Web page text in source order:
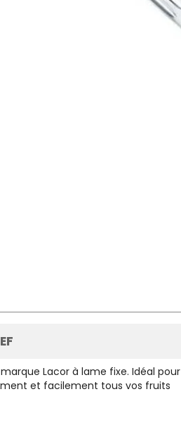
Lacor à lame fixe. Idéal pour
et facilement tous vos fruits